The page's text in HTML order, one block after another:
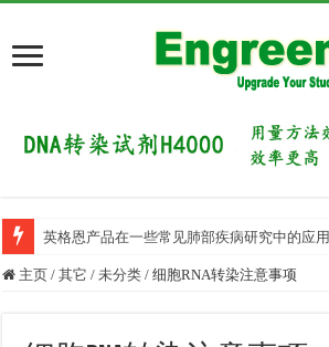
英格恩产品在一些常见肺部疾病研究中的应用
主页 / 其它 / 未分类 / 细胞RNA转染注意事项